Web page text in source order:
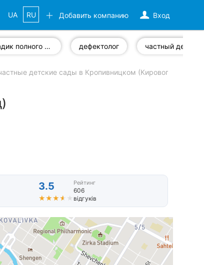
Вход
Добавить компанию
UA RU
садик полного дня дефектолог
детские сады в Кропивницком (Кировоград)
3.5
★★★★★
★★★★★
Рейтинг
606
відгуків